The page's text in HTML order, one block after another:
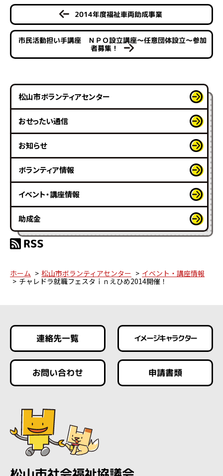
2014年度福祉車両助成事業
市民活動担い手講座 ＮＰＯ設立講座～任意団体設立～参加
者募集！
松山市ボランティアセンター
おせったい通信
お知らせ
ボランティア情報
イベント・講座情報
助成金
ホーム 松山市ボランティアセンター
イベント・講座情報
チャレドラ就職フェスタｉｎえひめ2014開催！
連絡先一覧 イメージキャラクター
お問い合わせ 申請書類